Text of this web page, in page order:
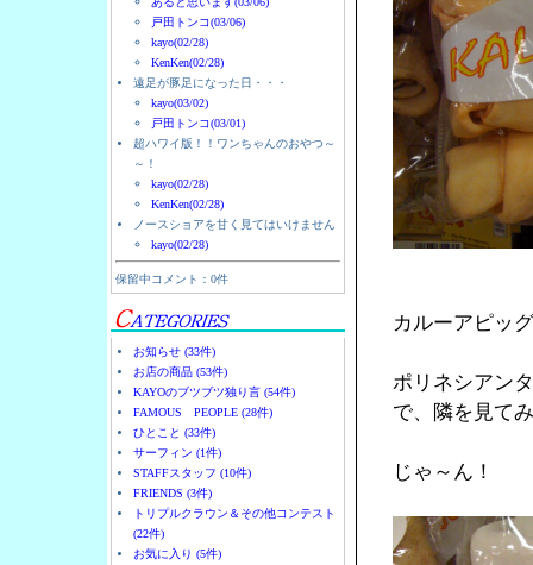
戸田トンコ(03/06)
kayo(02/28)
KenKen(02/28)
遠足が豚足になった日・・・
kayo(03/02)
戸田トンコ(03/01)
超ハワイ版！！ワンちゃんのおやつ～
～！
kayo(02/28)
KenKen(02/28)
ノースショアを甘く見てはいけません
kayo(02/28)
保留中コメント：0件
お知らせ (33件)
お店の商品 (53件)
KAYOのブツブツ独り言 (54件)
FAMOUS PEOPLE (28件)
ひとこと (33件)
サーフィン (1件)
STAFFスタッフ (10件)
FRIENDS (3件)
トリプルクラウン＆その他コンテスト
(22件)
お気に入り (5件)
カルーアピッ
ポリネシアン
で、隣を見て
じゃ～ん！